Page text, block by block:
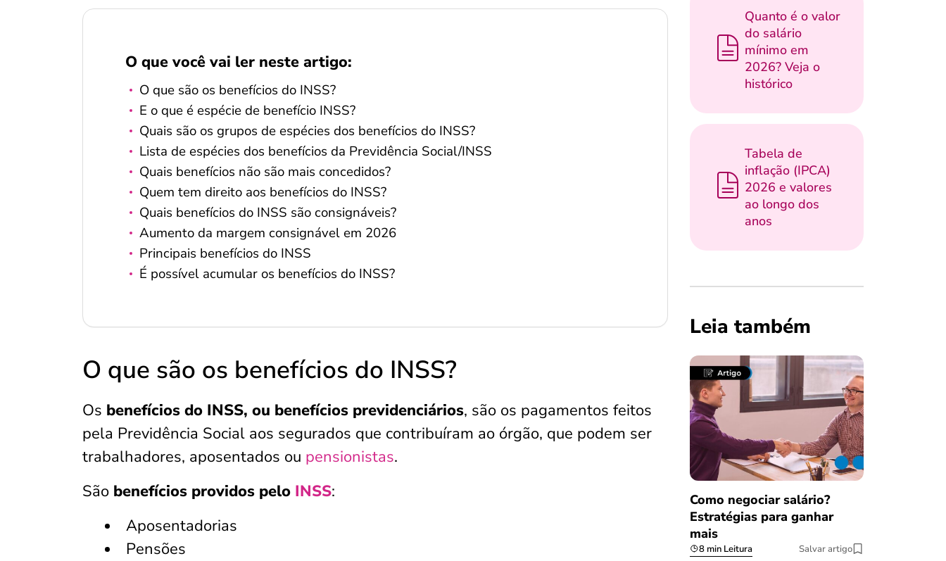
O que você vai ler neste artigo:
O que são os benefícios do INSS?
E o que é espécie de benefício INSS?
Quais são os grupos de espécies dos benefícios do INSS?
Lista de espécies dos benefícios da Previdência Social/INSS
Quais benefícios não são mais concedidos?
Quem tem direito aos benefícios do INSS?
Quais benefícios do INSS são consignáveis?
Aumento da margem consignável em 2026
Principais benefícios do INSS
É possível acumular os benefícios do INSS?
O que são os benefícios do INSS?
Os benefícios do INSS, ou benefícios previdenciários, são os pagamentos feitos
pela Previdência Social aos segurados que contribuíram ao órgão, que podem ser
trabalhadores, aposentados ou pensionistas.
São benefícios providos pelo INSS:
Aposentadorias
Pensões
Quanto é o valor
do salário
mínimo em
2026? Veja o
histórico
Tabela de
inflação (IPCA)
2026 e valores
ao longo dos
anos
Leia também
Como negociar salário?
Estratégias para ganhar
mais
8 min Leitura Salvar artigo